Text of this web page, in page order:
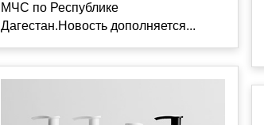
МЧС по Республике
Дагестан.Новость дополняется...